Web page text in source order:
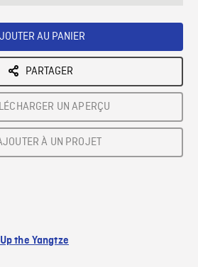
AU PANIER
PARTAGER
UN APERÇU
À UN PROJET
Up the Yangtze